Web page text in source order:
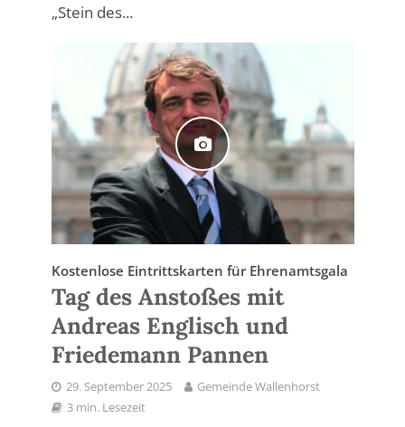
„Stein des...
Kostenlose Eintrittskarten für Ehrenamtsgala
Tag des Anstoßes mit
Andreas Englisch und
Friedemann Pannen
29. September 2025
Gemeinde Wallenhorst
3 min. Lesezeit